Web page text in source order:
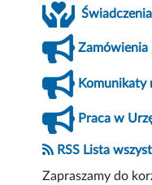
Zamówienia
Komunikaty
Praca w
RSS Lista
Zapraszamy do